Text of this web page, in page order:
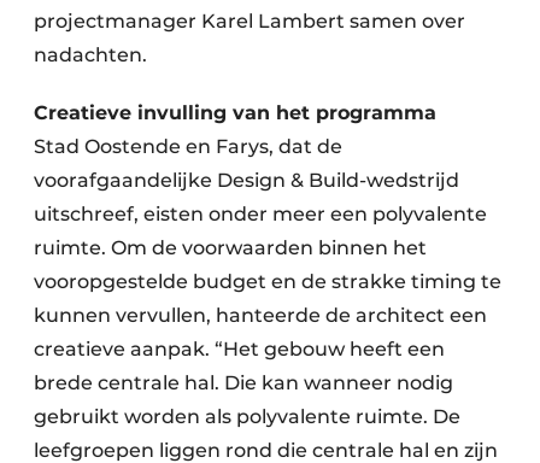
projectmanager Karel Lambert samen over
nadachten.
Creatieve invulling van het programma
Stad Oostende en Farys, dat de
voorafgaandelijke Design & Build-wedstrijd
uitschreef, eisten onder meer een polyvalente
ruimte. Om de voorwaarden binnen het
vooropgestelde budget en de strakke timing te
kunnen vervullen, hanteerde de architect een
creatieve aanpak. “Het gebouw heeft een
brede centrale hal. Die kan wanneer nodig
gebruikt worden als polyvalente ruimte. De
leefgroepen liggen rond die centrale hal en zijn